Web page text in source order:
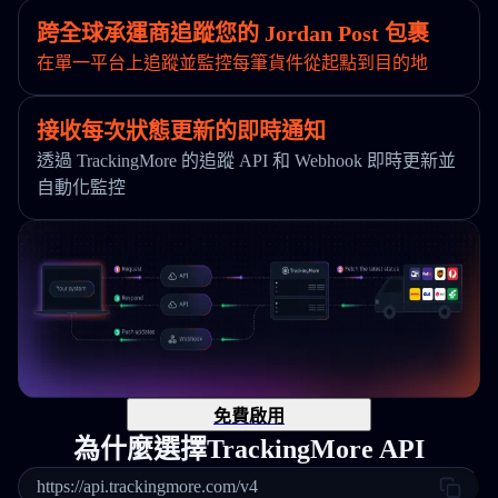
跨全球承運商追蹤您的 Jordan Post 包裹
在單一平台上追蹤並監控每筆貨件從起點到目的地
接收每次狀態更新的即時通知
透過 TrackingMore 的追蹤 API 和 Webhook 即時更新並
自動化監控
免費啟用
為什麼選擇TrackingMore API
https://api.trackingmore.com/v4